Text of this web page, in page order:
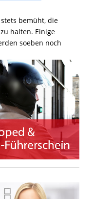
bemüht, die
halten. Einige
soeben noch